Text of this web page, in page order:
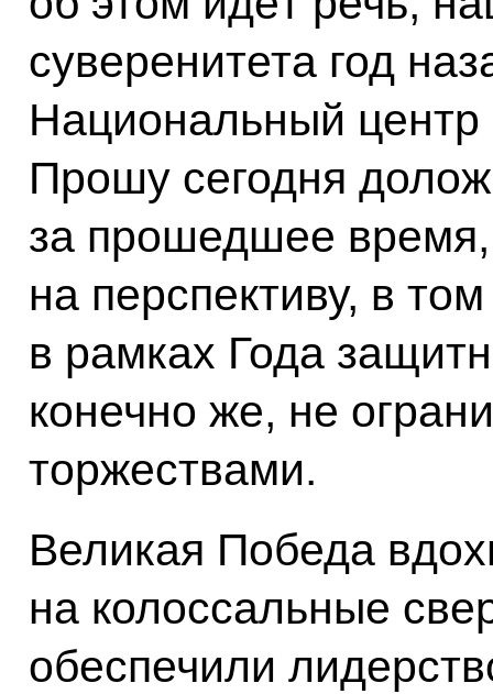
суверенитета год
Национальный центр
Прошу сегодня
за прошедшее
на перспективу, в
в рамках Года
конечно же, не
торжествами.
Великая Победа
на колоссальные
обеспечили